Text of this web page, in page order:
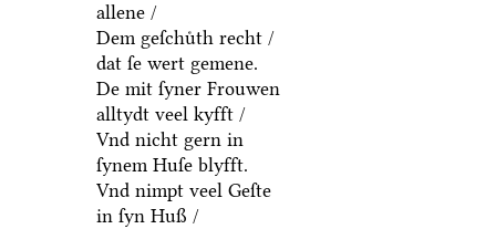
allene /
Dem geſchuͤth recht /
dat ſe wert gemene.
De mit ſyner Frouwen
alltydt veel kyfft /
Vnd nicht gern in
ſynem Huſe blyfft.
Vnd nimpt veel Geſte
in ſyn Huß /